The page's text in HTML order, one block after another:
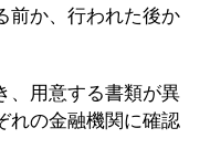
前か、行われた後か
、用意する書類が異
れの金融機関に確認